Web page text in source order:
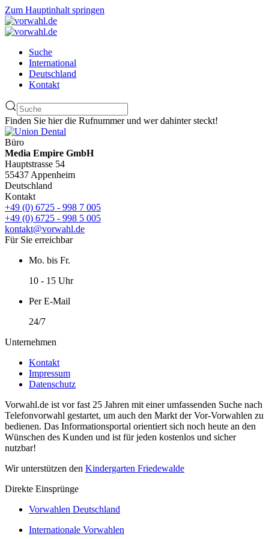
Zum Hauptinhalt springen
Suche
International
Deutschland
Kontakt
Finden Sie hier die Rufnummer und wer dahinter steckt!
Büro
Media Empire GmbH
Hauptstrasse 54
55437 Appenheim
Deutschland
Kontakt
+49 (0) 6725 - 998 7 005
+49 (0) 6725 - 998 5 005
kontakt@vorwahl.de
Für Sie erreichbar
Mo. bis Fr.
10 - 15 Uhr
Per E-Mail
24/7
Unternehmen
Kontakt
Impressum
Datenschutz
Vorwahl.de ist vor fast 25 Jahren mit einer umfassenden Suche nach
Telefonvorwahl gestartet, um auch den Markt der Vor-Vorwahlen zu
bedienen. Das Informationsportal orientiert sich noch heute an den
Wünschen des Kunden und ist für jeden kostenlos und sicher
nutzbar!
Wir unterstützen den Kindergarten Friedewalde
Direkte Einsprünge
Vorwahlen Deutschland
Internationale Vorwahlen